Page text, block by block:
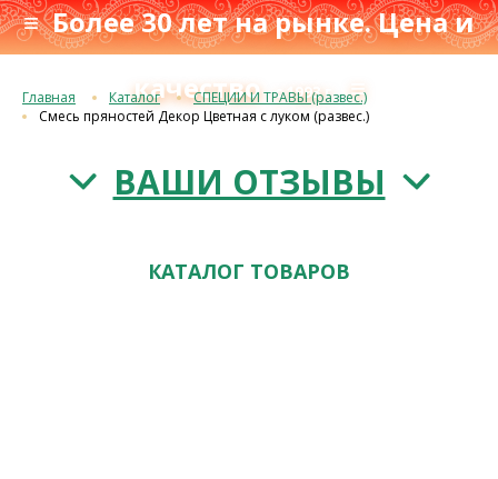
≡ Более 30 лет на рынке. Цена и
качествос 1993 г.≡
Главная Каталог
СПЕЦИИ И ТРАВЫ (развес.)
Смесь пряностей Декор Цветная с луком (развес.)
ВАШИ ОТЗЫВЫ
КАТАЛОГ ТОВАРОВ